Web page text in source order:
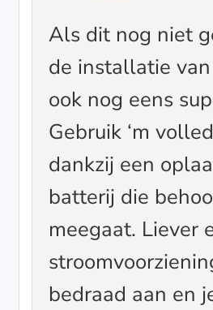
Als dit nog niet
de installatie
ook nog eens
Gebruik ‘m
dankzij een
batterij die
meegaat. Liever
bedraad aan en